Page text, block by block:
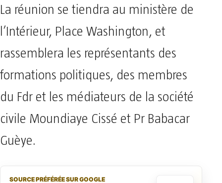
La réunion se tiendra au ministère de
l’Intérieur, Place Washington, et
rassemblera les représentants des
formations politiques, des membres
du Fdr et les médiateurs de la société
civile Moundiaye Cissé et Pr Babacar
Guèye.
SOURCE PRÉFÉRÉE SUR GOOGLE